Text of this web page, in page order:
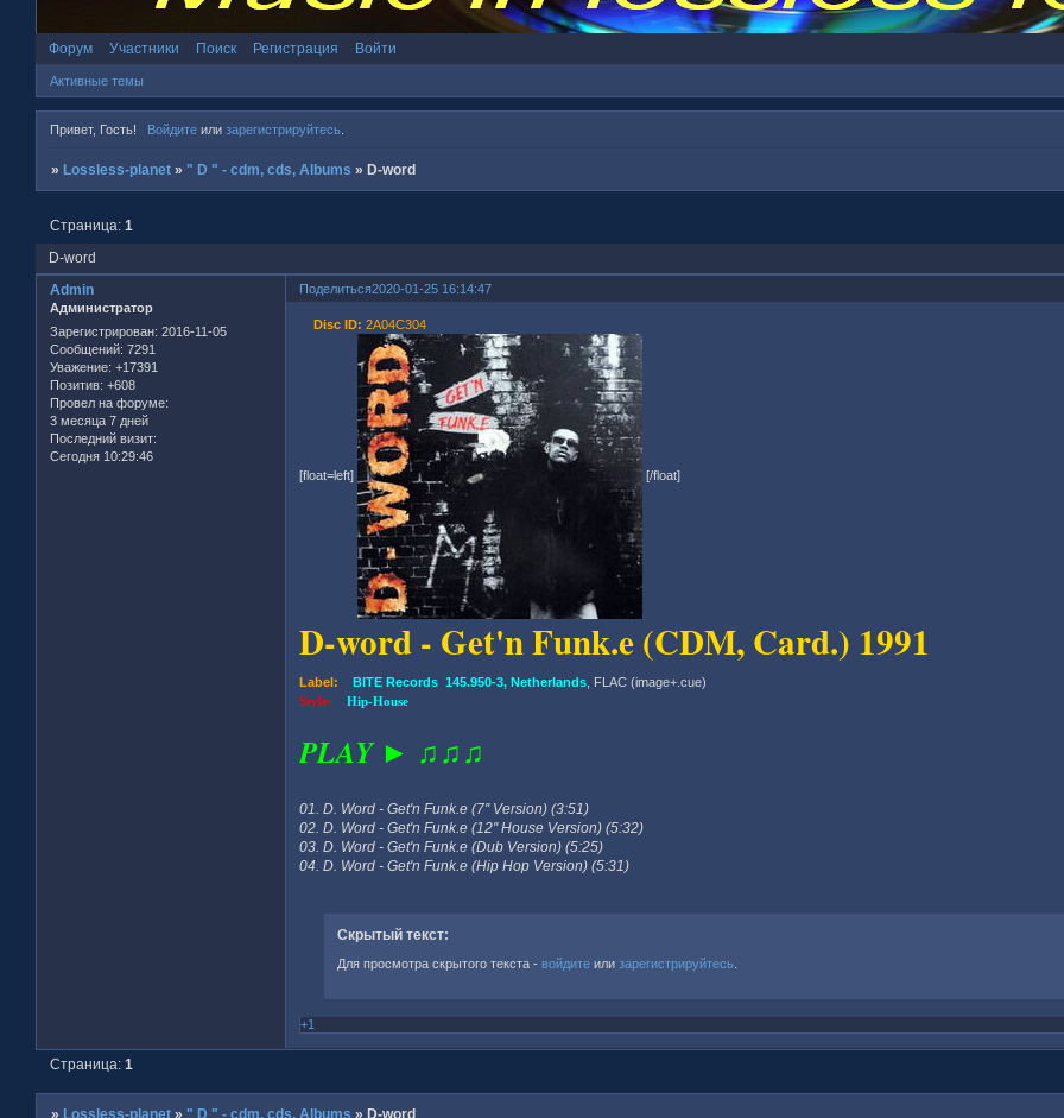
Форум Участники Поиск Регистрация Войти
Активные темы
Привет, Гость! Войдитеили зарегистрируйтесь.
» Lossless-planet » " D " - cdm, cds, Albums » D-word
D-word
Страница:1
Поделиться2020-01-25 16:14:47
Admin
Администратор
Зарегистрирован: 2016-11-05
Сообщений: 7291
Уважение: +17391
Позитив: +608
Провел на форуме:
3 месяца 7 дней
Последний визит:
Сегодня 10:29:46
Disc ID: 2A04C304
[float=left] [/float]
D-word - Get'n Funk.e (CDM, Card.) 1991
Label: BITE Records 145.950-3, Netherlands , FLAC (image+.cue)
Style:Hip-House
PLAY ► ♫♫♫
01. D. Word - Get'n Funk.e (7'' Version) (3:51)
02. D. Word - Get'n Funk.e (12'' House Version) (5:32)
03. D. Word - Get'n Funk.e (Dub Version) (5:25)
04. D. Word - Get'n Funk.e (Hip Hop Version) (5:31)
Скрытый текст:
Для просмотра скрытого текста - войдитеили зарегистрируйтесь
+1
Страница:1
»Lossless-planet » " D " - cdm, cds, Albums »D-word